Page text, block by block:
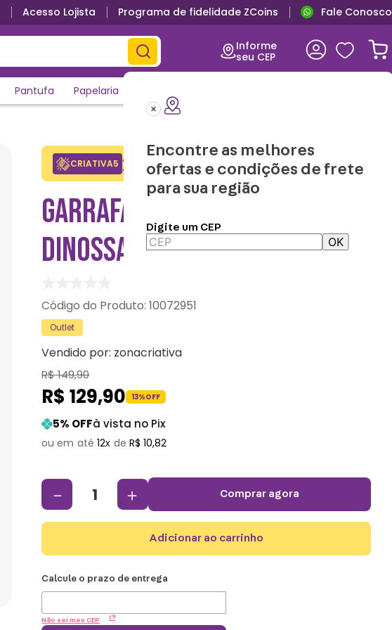
Acesso Lojista Programa de fidelidade ZCoins Fale Conosco
Informe
seu CEP
Encontre as melhores
ofertas e condições de frete
para sua região
Digite um CEP
OK
Pantufa Papelaria
CRIATIVA5 Adicione o cupom no carrinho e
ganhe desconto na 1a compra.
Copiar
GARRAFA BUBBLE
DINOSSAURO – ZONACRIATIVA
:10072951
Outlet
Vendido por: zonacriativa
R$149,90
R$ 129,90 13%OFF
5% OFFà vista no Pix
12 R$ 10,82
＋
－ comprar agora
adicionar ao carrinho
Não sei meu CEP